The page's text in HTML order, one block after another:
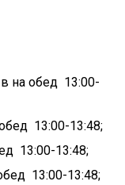
на обед 13:00-
13:00-13:48;
13:00-13:48;
13:00-13:48;